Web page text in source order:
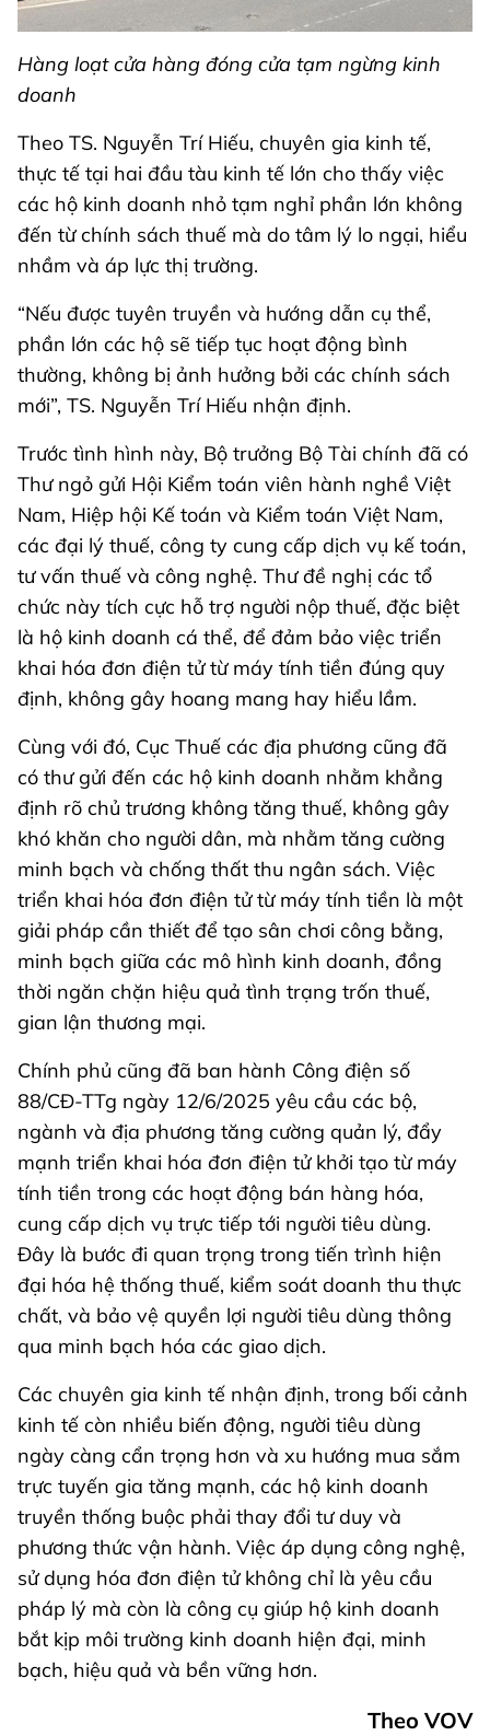
Hàng loạt cửa hàng đóng cửa tạm ngừng kinh
doanh
Theo TS. Nguyễn Trí Hiếu, chuyên gia kinh tế,
thực tế tại hai đầu tàu kinh tế lớn cho thấy việc
các hộ kinh doanh nhỏ tạm nghỉ phần lớn không
đến từ chính sách thuế mà do tâm lý lo ngại, hiểu
nhầm và áp lực thị trường.
“Nếu được tuyên truyền và hướng dẫn cụ thể,
phần lớn các hộ sẽ tiếp tục hoạt động bình
thường, không bị ảnh hưởng bởi các chính sách
mới”, TS. Nguyễn Trí Hiếu nhận định.
Trước tình hình này, Bộ trưởng Bộ Tài chính đã có
Thư ngỏ gửi Hội Kiểm toán viên hành nghề Việt
Nam, Hiệp hội Kế toán và Kiểm toán Việt Nam,
các đại lý thuế, công ty cung cấp dịch vụ kế toán,
tư vấn thuế và công nghệ. Thư đề nghị các tổ
chức này tích cực hỗ trợ người nộp thuế, đặc biệt
là hộ kinh doanh cá thể, để đảm bảo việc triển
khai hóa đơn điện tử từ máy tính tiền đúng quy
định, không gây hoang mang hay hiểu lầm.
Cùng với đó, Cục Thuế các địa phương cũng đã
có thư gửi đến các hộ kinh doanh nhằm khẳng
định rõ chủ trương không tăng thuế, không gây
khó khăn cho người dân, mà nhằm tăng cường
minh bạch và chống thất thu ngân sách. Việc
triển khai hóa đơn điện tử từ máy tính tiền là một
giải pháp cần thiết để tạo sân chơi công bằng,
minh bạch giữa các mô hình kinh doanh, đồng
thời ngăn chặn hiệu quả tình trạng trốn thuế,
gian lận thương mại.
Chính phủ cũng đã ban hành Công điện số
88/CĐ-TTg ngày 12/6/2025 yêu cầu các bộ,
ngành và địa phương tăng cường quản lý, đẩy
mạnh triển khai hóa đơn điện tử khởi tạo từ máy
tính tiền trong các hoạt động bán hàng hóa,
cung cấp dịch vụ trực tiếp tới người tiêu dùng.
Đây là bước đi quan trọng trong tiến trình hiện
đại hóa hệ thống thuế, kiểm soát doanh thu thực
chất, và bảo vệ quyền lợi người tiêu dùng thông
qua minh bạch hóa các giao dịch.
Các chuyên gia kinh tế nhận định, trong bối cảnh
kinh tế còn nhiều biến động, người tiêu dùng
ngày càng cẩn trọng hơn và xu hướng mua sắm
trực tuyến gia tăng mạnh, các hộ kinh doanh
truyền thống buộc phải thay đổi tư duy và
phương thức vận hành. Việc áp dụng công nghệ,
sử dụng hóa đơn điện tử không chỉ là yêu cầu
pháp lý mà còn là công cụ giúp hộ kinh doanh
bắt kịp môi trường kinh doanh hiện đại, minh
bạch, hiệu quả và bền vững hơn.
Theo VOV